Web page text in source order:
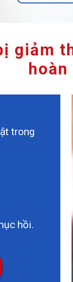
giảm
hoàn
trong
hồi.